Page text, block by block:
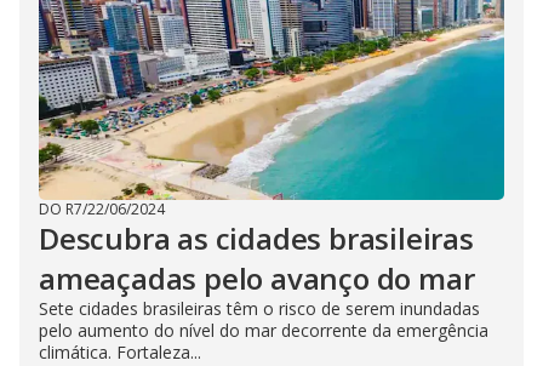
DO R7/22/06/2024
Descubra as cidades brasileiras
ameaçadas pelo avanço do mar
Sete cidades brasileiras têm o risco de serem inundadas
pelo aumento do nível do mar decorrente da emergência
climática. Fortaleza...